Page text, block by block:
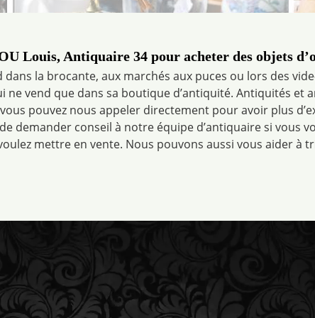
Louis, Antiquaire 34 pour acheter des objets
la brocante, aux marchés aux puces ou lors des
vend que dans sa boutique d’antiquité. Antiquités et
pouvez nous appeler directement pour avoir plus
demander conseil à notre équipe d’antiquaire si vous
mettre en vente. Nous pouvons aussi vous aider à